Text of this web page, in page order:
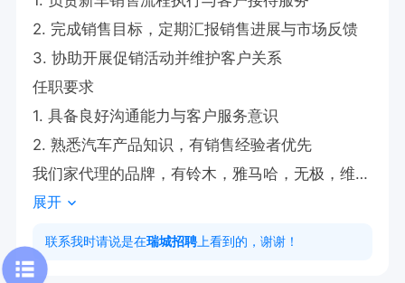
2. 完成销售目标，定期汇报销售进展与市场反馈
3. 协助开展促销活动并维护客户关系
任职要求
1. 具备良好沟通能力与客户服务意识
2. 熟悉汽车产品知识，有销售经验者优先
我们家代理的品牌，有铃木，雅马哈，无极，维多
利亚，赛科龙，三阳、大阳，RA，宗申
有意向者可直接投递简历获取电话，电话联系时请
告知是在瑞城招聘网看到的！！！
展开
联系我时请说是在瑞城招聘 上看到的，谢谢！